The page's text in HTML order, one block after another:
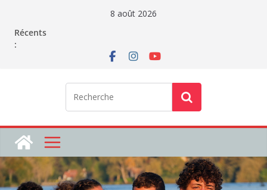
contenu
8 août 2026
Récents
: